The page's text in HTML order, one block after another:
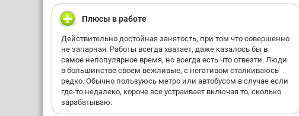
Плюсы в работе
Действительно достойная занятость, при том что совершенно
не запарная. Работы всегда хватает, даже казалось бы в
самое непопулярное время, но всегда есть что отвезти. Люди
в большинстве своем вежливые, с негативом сталкиваюсь
редко. Обычно пользуюсь метро или автобусом в случае если
где-то недалеко, короче все устраивает включая то, сколько
зарабатываю.